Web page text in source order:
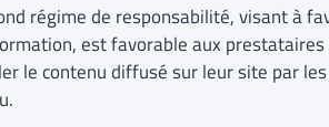
régime de responsabilité, visant à
est favorable aux
le contenu diffusé sur leur site par